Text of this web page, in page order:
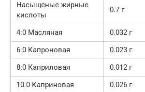
Насыщеные жирные
кислоты
0.7 г
4:0 Масляная
0.032 г
6:0 Капроновая
0.023 г
8:0 Каприловая
0.012 г
10:0 Каприновая
0.026 г